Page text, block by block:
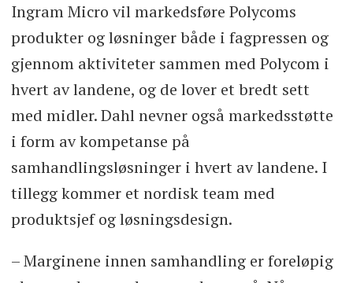
Ingram Micro vil markedsføre Polycoms
produkter og løsninger både i fagpressen og
gjennom aktiviteter sammen med Polycom i
hvert av landene, og de lover et bredt sett
med midler. Dahl nevner også markedsstøtte
i form av kompetanse på
samhandlingsløsninger i hvert av landene. I
tillegg kommer et nordisk team med
produktsjef og løsningsdesign.
– Marginene innen samhandling er foreløpig